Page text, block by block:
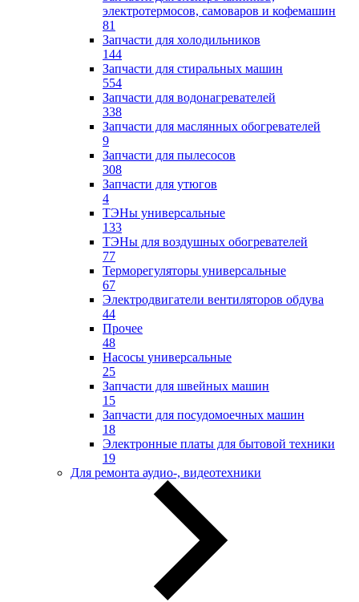
электротермосов, самоваров и кофемашин
81
Запчасти для холодильников
144
Запчасти для стиральных машин
554
Запчасти для водонагревателей
338
Запчасти для маслянных обогревателей
9
Запчасти для пылесосов
308
Запчасти для утюгов
4
ТЭНы универсальные
133
ТЭНы для воздушных обогревателей
77
Терморегуляторы универсальные
67
Электродвигатели вентиляторов обдува
44
Прочее
48
Насосы универсальные
25
Запчасти для швейных машин
15
Запчасти для посудомоечных машин
18
Электронные платы для бытовой техники
19
Для ремонта аудио-, видеотехники